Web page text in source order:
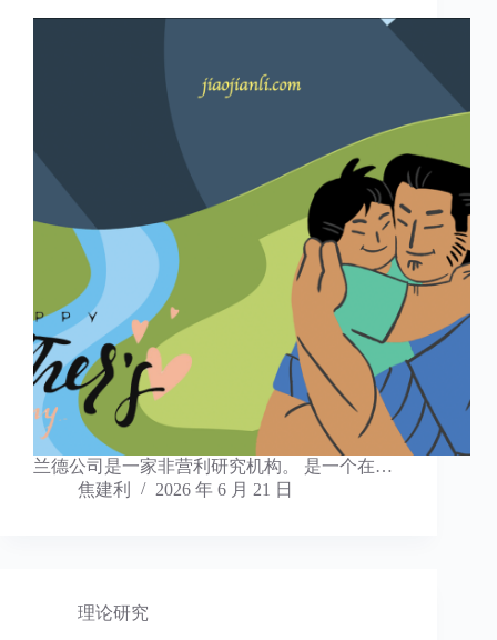
兰德公司是一家非营利研究机构。 是一个在…
焦建利
2026 年 6 月 21 日
理论研究